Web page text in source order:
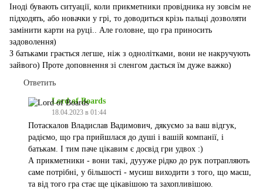
Іноді бувають ситуації, коли прикметники провідника ну зовсім не
підходять, або новачки у грі, то доводиться крізь пальці дозволяти
замінити карти на руці.. Але головне, що гра приносить
задоволення)
З батьками грається легше, ніж з однолітками, вони не накручують
зайвого) Проте доповнення зі сленгом дається їм дуже важко)
Ответить
Lord of Boards
18.04.2023 в 01:44
Потаскалов Владислав Вадимович, дякуємо за ваш відгук,
радіємо, що гра прийшлася до душі і вашій компанії, і
батькам. І тим паче цікавим є досвід гри удвох :)
А прикметники - вони такі, дуууже рідко до рук потрапляють
саме потрібні, у більшості - мусиш виходити з того, що маєш,
та від того гра стає ще цікавішою та захопливішою.